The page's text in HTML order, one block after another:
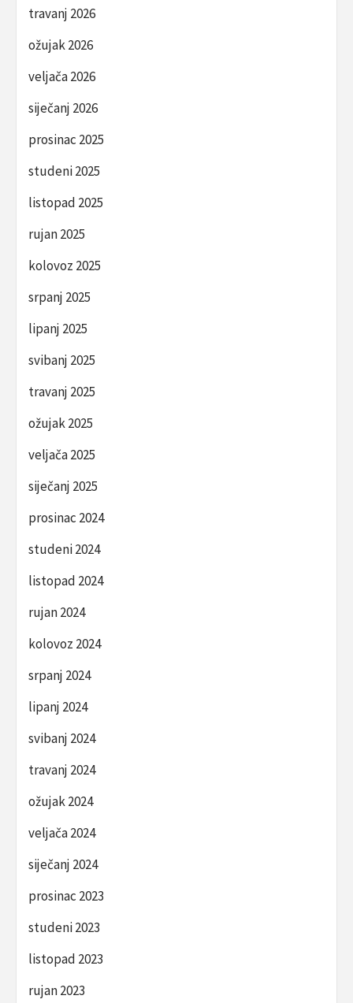
travanj 2026
ožujak 2026
veljača 2026
siječanj 2026
prosinac 2025
studeni 2025
listopad 2025
rujan 2025
kolovoz 2025
srpanj 2025
lipanj 2025
svibanj 2025
travanj 2025
ožujak 2025
veljača 2025
siječanj 2025
prosinac 2024
studeni 2024
listopad 2024
rujan 2024
kolovoz 2024
srpanj 2024
lipanj 2024
svibanj 2024
travanj 2024
ožujak 2024
veljača 2024
siječanj 2024
prosinac 2023
studeni 2023
listopad 2023
rujan 2023